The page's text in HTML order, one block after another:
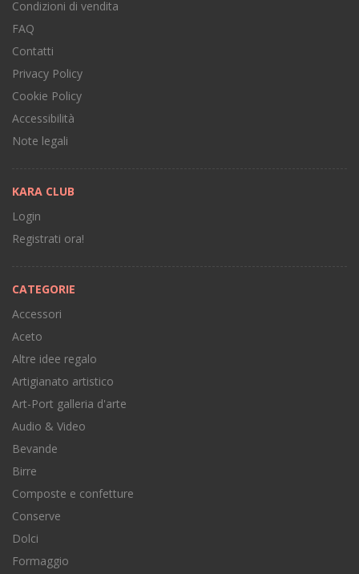
Condizioni di vendita
FAQ
Contatti
Privacy Policy
Cookie Policy
Accessibilità
Note legali
KARA CLUB
Login
Registrati ora!
CATEGORIE
Accessori
Aceto
Altre idee regalo
Artigianato artistico
Art-Port galleria d'arte
Audio & Video
Bevande
Birre
Composte e confetture
Conserve
Dolci
Formaggio